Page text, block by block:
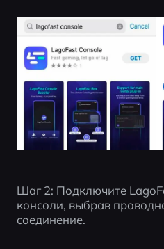
Шаг 2: Подключите
консоли, выбрав
соединение.